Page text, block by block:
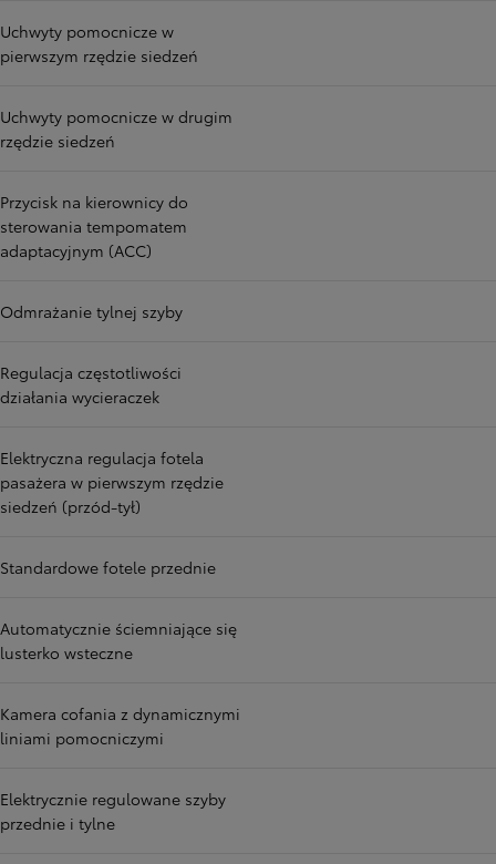
Uchwyty pomocnicze w
pierwszym rzędzie siedzeń
Uchwyty pomocnicze w drugim
rzędzie siedzeń
Przycisk na kierownicy do
sterowania tempomatem
adaptacyjnym (ACC)
Odmrażanie tylnej szyby
Regulacja częstotliwości
działania wycieraczek
Elektryczna regulacja fotela
pasażera w pierwszym rzędzie
siedzeń (przód-tył)
Standardowe fotele przednie
Automatycznie ściemniające się
lusterko wsteczne
Kamera cofania z dynamicznymi
liniami pomocniczymi
Elektrycznie regulowane szyby
przednie i tylne